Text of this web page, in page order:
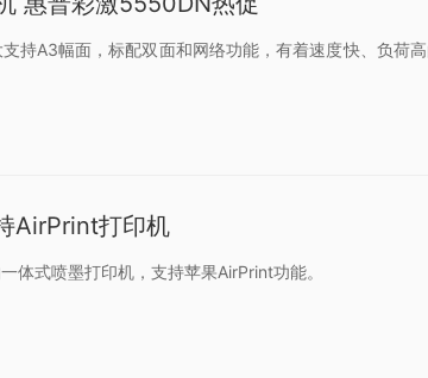
持A3幅面，标配双面和网络功能，有着速度快、负荷
AirPrint打印机
体式喷墨打印机，支持苹果AirPrint功能。